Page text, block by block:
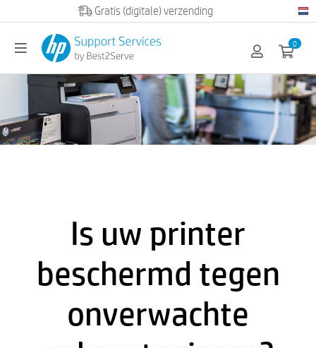
0
Is uw printer
beschermd tegen
onverwachte